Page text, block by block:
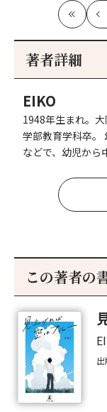
最
初
著者詳細
EIKO
1948年生まれ。
学部教育学科卒。
などで、幼児から
この著者の